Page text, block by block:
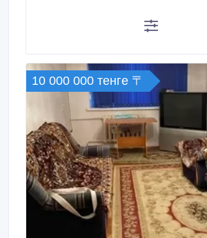
10 000 000 тенге 〒